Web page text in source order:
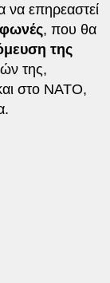
να επηρεαστεί
φωνές, που θα
της
της,
στο ΝΑΤΟ,